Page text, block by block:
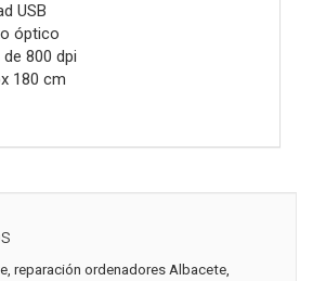
USB
óptico
800 dpi
180 cm
reparación ordenadores Albacete,